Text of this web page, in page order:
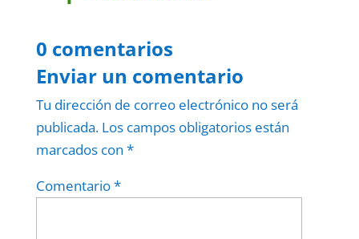
0 comentarios
Enviar un comentario
Tu dirección de correo electrónico no será
publicada. Los campos obligatorios están
marcados con *
Comentario*